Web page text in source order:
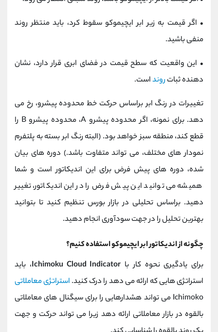
• اگر قیمت به زیر ابر ایچیموکو سقوط کرد، باید منتظر روند
منفی باشید.
• این واقعیت که سطح قیمت در فضای ابری قرار دارد، نشان
دهنده ثبات رونداست.
تغییرات در رنگ ابر براساس حرکت خط محدوده پیشرو، رخ می
دهد. برای نمونه، اگر محدوده پیشرو A، محدوده پیشرو B را
قطع کند، منطقه سبز خواهد بود. (البته رنگ ابر بسته به پلتفرم
نمودار های مختلف، می تواند متفاوت باشد.) دوره های بیان
شده، دوره های پیش فرض برای این اندیکاتور است و شما
همیشه می توانید این پیش فرض را در این اندیکاتور، تغییر
دهید. براساس تحلیلی در بازار بورس تنظیم کنید تا بتوانید
بهترین تحلیل را در جهت سودآوری انجام دهید.
چگونه از اندیکاتور ابر ایچیموکو استفاده کنیم؟
برای یادگیری نحوه کار با Ichimoku Cloud Indicator، باید
استراتژی هایی که ارائه می دهد را درک کنید. استراتژی معاملاتی
Ichimoko می تواند هشدارهایی را برای سیگنال های معاملاتی
بالقوه در بازار معاملاتی ارائه دهد زیرا می تواند حرکت و جهت